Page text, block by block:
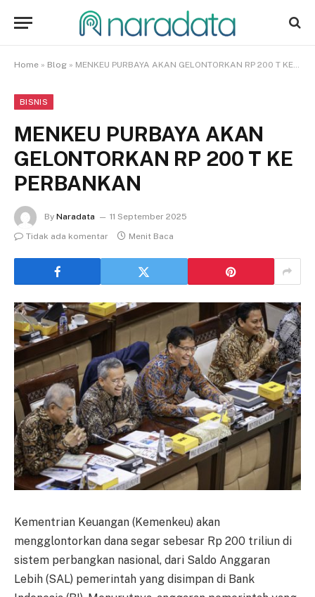
Home » Blog » MENKEU PURBAYA AKAN GELONTORKAN RP 200 T KE PERBANKAN
BISNIS
MENKEU PURBAYA AKAN
GELONTORKAN RP 200 T KE
PERBANKAN
By Naradata
11 September 2025
Tidak ada komentar
Menit Baca
Kementrian Keuangan (Kemenkeu) akan
mengglontorkan dana segar sebesar Rp 200 triliun di
sistem perbangkan nasional, dari Saldo Anggaran
Lebih (SAL) pemerintah yang disimpan di Bank